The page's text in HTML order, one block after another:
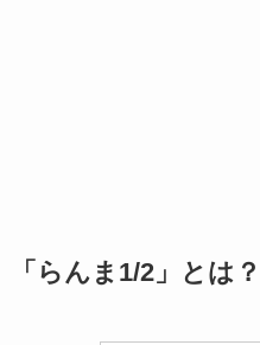
「らんま1/2」とは？